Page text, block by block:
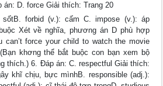
D. force Giải thích: Trang 20
forbid (v.): cấm C. impose (v.): áp
Xét về nghĩa, phương án D phù hợp
can’t force your child to watch the movie
khơng thể bắt buộc con bạn xem bộ
thích.) 6. Đáp án: C. respectful Giải thích:
khĩ chịu, bực mìnhB. responsible (adj.):